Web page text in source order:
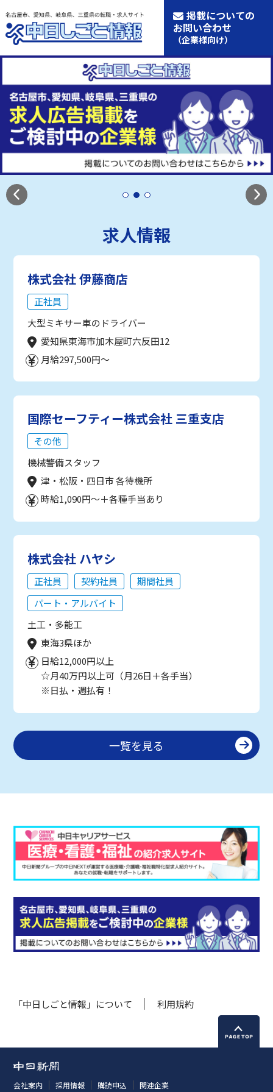
掲載についての
お問い合わせ
（企業様向け）
求人情報
株式会社 伊藤商店
正社員
大型ミキサー車のドライバー
愛知県東海市加木屋町六反田12
月給297,500円～
国際セーフティー株式会社 三重支店
その他
機械警備スタッフ
津・松阪・四日市 各待機所
時給1,090円～＋各種手当あり
株式会社 ハヤシ
正社員 契約社員
期間社員
パート・アルバイト
土工・多能工
東海3県ほか
日給12,000円以上
☆月40万円以上可（月26日＋各手当）
※日払・週払有！
一覧を見る
「中日しごと情報」について 利用規約
会社案内 採用情報 購読申込 関連企業